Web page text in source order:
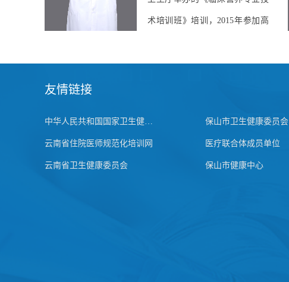
疗，肥胖人群体重管理、儿童身
养、慢性病营养管理及各种疾病
友情链接
中华人民共和国国家卫生健康委员会 保山市卫生健康委员会
云南省住院医师规范化培训网 医疗联合体成员单位
云南省卫生健康委员会 保山市健康中心